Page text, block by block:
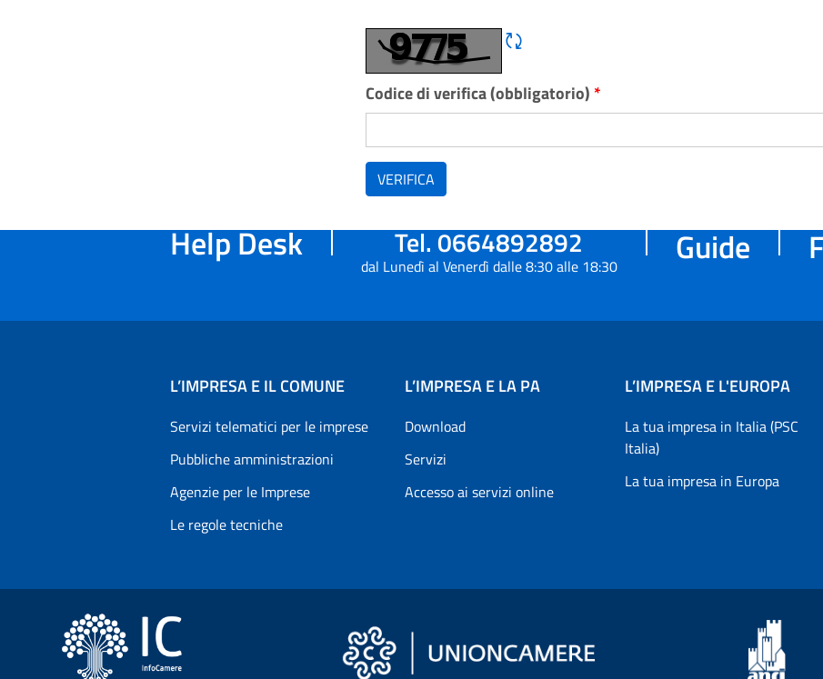
Rigene CAPTCHA
Codice di verifica (obbligatorio) *
VERIFICA
Help Desk Tel. 0664892892
dal Lunedì al Venerdì dalle 8:30 alle 18:30 Guide
L’IMPRESA E IL COMUNE
Servizi telematici per le imprese
Pubbliche amministrazioni
Agenzie per le Imprese
Le regole tecniche
L’IMPRESA E LA PA
Download
Servizi
Accesso ai servizi online
L’IMPRESA E L'EUROPA
La tua impresa in Italia (PSC
Italia)
La tua impresa in Europa